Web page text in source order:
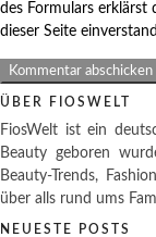
des Formulars
dieser Seite
ÜBER FIOSWELT
FiosWelt ist ein
Beauty geboren
Beauty-Trends,
über alls rund ums
NEUESTE POSTS